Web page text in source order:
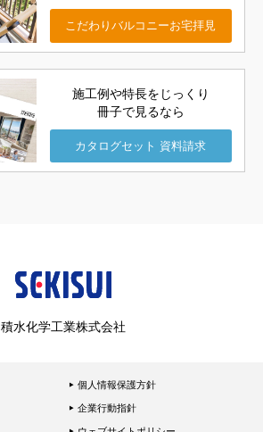
こだわりバルコニーお宅拝見
施工例や特長をじっくり
冊子で見るなら
カタログセット 資料請求
積水化学工業株式会社
個人情報保護方針
企業行動指針